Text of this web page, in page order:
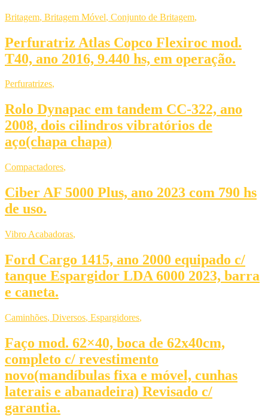
Britagem, Britagem Móvel, Conjunto de Britagem,
Perfuratriz Atlas Copco Flexiroc mod.
T40, ano 2016, 9.440 hs, em operação.
Perfuratrizes,
Rolo Dynapac em tandem CC-322, ano
2008, dois cilindros vibratórios de
aço(chapa chapa)
Compactadores,
Ciber AF 5000 Plus, ano 2023 com 790 hs
de uso.
Vibro Acabadoras,
Ford Cargo 1415, ano 2000 equipado c/
tanque Espargidor LDA 6000 2023, barra
e caneta.
Caminhões, Diversos, Espargidores,
Faço mod. 62×40, boca de 62x40cm,
completo c/ revestimento
novo(mandíbulas fixa e móvel, cunhas
laterais e abanadeira) Revisado c/
garantia.